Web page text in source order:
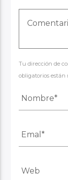
Tu dirección de
obligatorios están